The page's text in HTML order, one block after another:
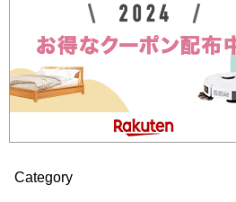
Category